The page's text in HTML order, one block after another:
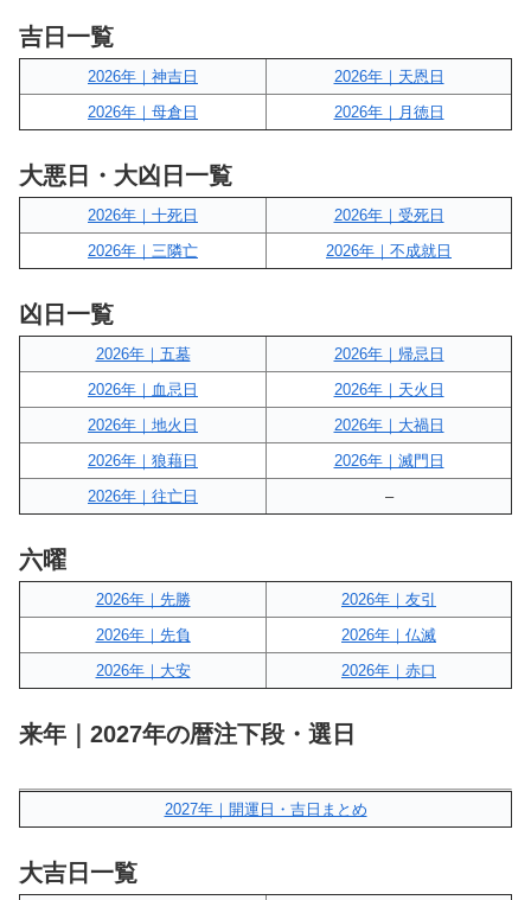
吉日一覧
2026年｜神吉日
2026年｜天恩日
2026年｜母倉日
2026年｜月徳日
大悪日・大凶日一覧
2026年｜十死日
2026年｜受死日
2026年｜三隣亡
2026年｜不成就日
凶日一覧
2026年｜五墓
2026年｜帰忌日
2026年｜血忌日
2026年｜天火日
2026年｜地火日
2026年｜大禍日
2026年｜狼藉日
2026年｜滅門日
2026年｜往亡日
–
六曜
2026年｜先勝
2026年｜友引
2026年｜先負
2026年｜仏滅
2026年｜大安
2026年｜赤口
来年｜2027年の暦注下段・選日
2027年｜開運日・吉日まとめ
大吉日一覧